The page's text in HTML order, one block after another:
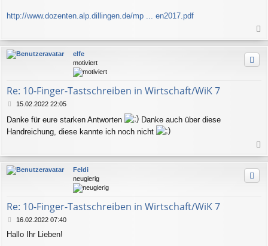
http://www.dozenten.alp.dillingen.de/mp ... en2017.pdf
a
c
elfe
motiviert
Re: 10-Finger-Tastschreiben in Wirtschaft/WiK 7
B
i
t
g
15.02.2022 22:05
Danke für eure starken Antworten
Danke auch über diese
Handreichung, diese kannte ich noch nicht
a
c
Feldi
neugierig
Re: 10-Finger-Tastschreiben in Wirtschaft/WiK 7
B
i
16.02.2022 07:40
Hallo Ihr Lieben!